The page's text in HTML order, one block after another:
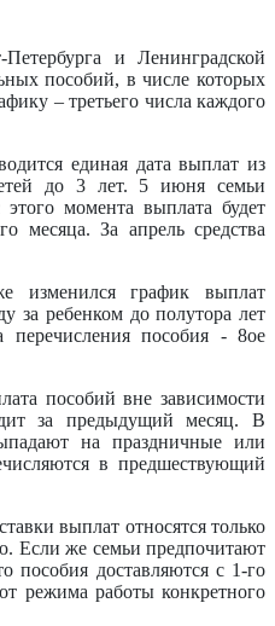
и Ленинградской
пособий, в числе которых
– третьего числа каждого
единая дата выплат из
до 3 лет. 5 июня семьи
момента выплата будет
месяца. За апрель средства
изменился график выплат
за ребенком до полутора лет
перечисления пособия - 8ое
пособий вне зависимости
за предыдущий месяц. В
на праздничные или
в предшествующий
выплат относятся только
Если же семьи предпочитают
пособия доставляются с 1-го
режима работы конкретного